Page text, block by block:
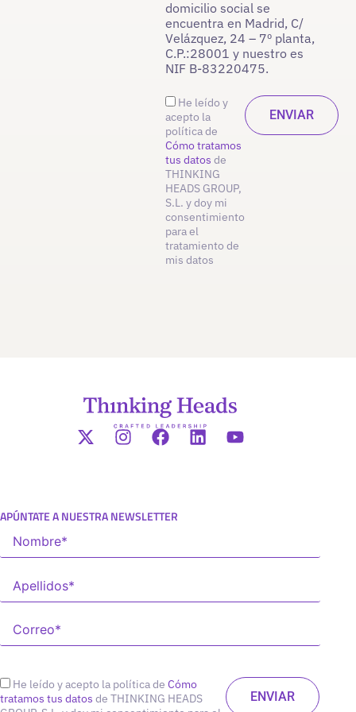
domicilio social se
encuentra en Madrid, C/
Velázquez, 24 – 7º planta,
C.P.:28001 y nuestro es
NIF B-83220475.
He leído y
acepto la
política de
Cómo tratamos
tus datos de
THINKING
HEADS GROUP,
S.L. y doy mi
consentimiento
para el
tratamiento de
mis datos
APÚNTATE A NUESTRA NEWSLETTER
He leído y acepto la política de Cómo
tratamos tus datos de THINKING HEADS